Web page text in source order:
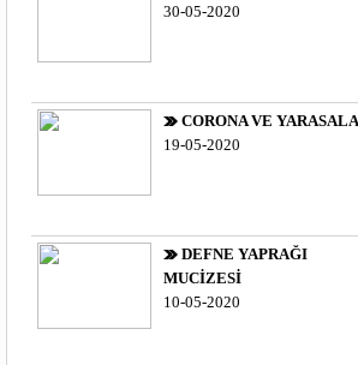
30-05-2020
CORONA VE
19-05-2020
DEFNE YAPRAĞI
MUCİZESİ
10-05-2020